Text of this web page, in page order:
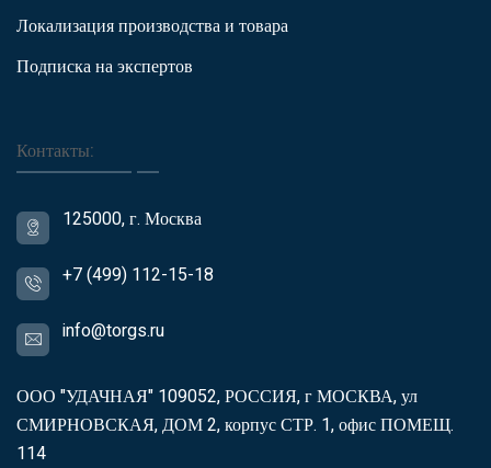
Локализация производства и товара
Подписка на экспертов
Контакты:
125000, г. Москва
+7 (499) 112-15-18
info@torgs.ru
ООО "УДАЧНАЯ" 109052, РОССИЯ, г МОСКВА, ул
СМИРНОВСКАЯ, ДОМ 2, корпус СТР. 1, офис ПОМЕЩ.
114